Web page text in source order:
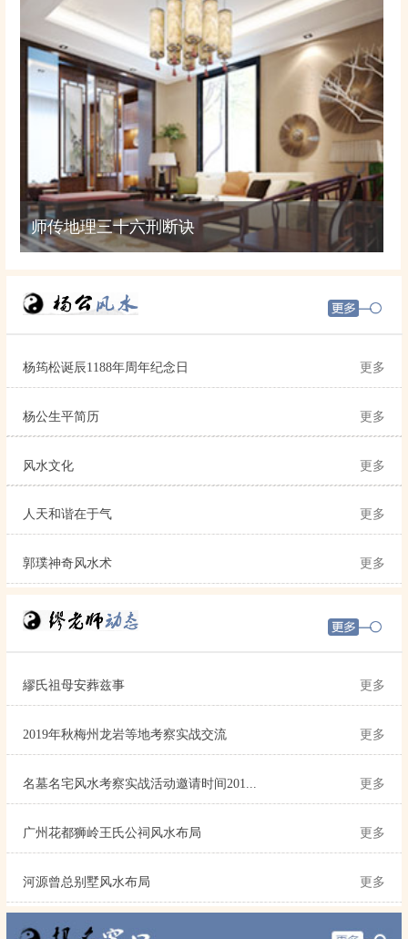
师传地理三十六刑断诀
杨筠松诞辰1188年周年纪念日 更多
杨公生平简历 更多
风水文化 更多
人天和谐在于气 更多
郭璞神奇风水术 更多
繆氏祖母安葬兹事 更多
2019年秋梅州龙岩等地考察实战交流 更多
名墓名宅风水考察实战活动邀请时间201... 更多
广州花都狮岭王氏公祠风水布局 更多
河源曾总别墅风水布局 更多